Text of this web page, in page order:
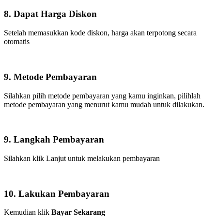
8. Dapat Harga Diskon
Setelah memasukkan kode diskon, harga akan terpotong secara
otomatis
9. Metode Pembayaran
Silahkan pilih metode pembayaran yang kamu inginkan, pilihlah
metode pembayaran yang menurut kamu mudah untuk dilakukan.
9. Langkah Pembayaran
Silahkan klik Lanjut untuk melakukan pembayaran
10. Lakukan Pembayaran
Kemudian klik Bayar Sekarang